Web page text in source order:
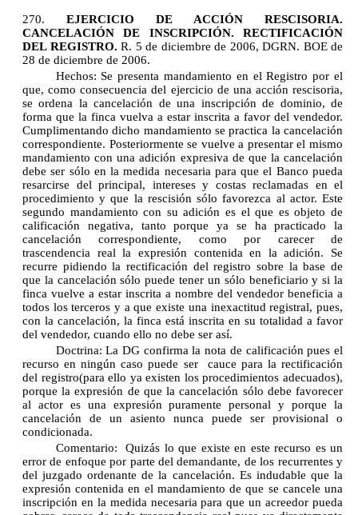
270. EJERCICIO DE ACCIÓN RESCISORIA.
CANCELACIÓN DE INSCRIPCIÓN. RECTIFICACIÓN
DEL REGISTRO. R. 5 de diciembre de 2006, DGRN. BOE de
28 de diciembre de 2006.
Hechos: Se presenta mandamiento en el Registro por el
que, como consecuencia del ejercicio de una acción rescisoria,
se ordena la cancelación de una inscripción de dominio, de
forma que la finca vuelva a estar inscrita a favor del vendedor.
Cumplimentando dicho mandamiento se practica la cancelación
correspondiente. Posteriormente se vuelve a presentar el mismo
mandamiento con una adición expresiva de que la cancelación
debe ser sólo en la medida necesaria para que el Banco pueda
resarcirse del principal, intereses y costas reclamadas en el
procedimiento y que la rescisión sólo favorezca al actor. Este
segundo mandamiento con su adición es el que es objeto de
calificación negativa, tanto porque ya se ha practicado la
cancelación correspondiente, como por carecer de
trascendencia real la expresión contenida en la adición. Se
recurre pidiendo la rectificación del registro sobre la base de
que la cancelación sólo puede tener un sólo beneficiario y si la
finca vuelve a estar inscrita a nombre del vendedor beneficia a
todos los terceros y a que existe una inexactitud registral, pues,
con la cancelación, la finca está inscrita en su totalidad a favor
del vendedor, cuando ello no debe ser así.
Doctrina: La DG confirma la nota de calificación pues el
recurso en ningún caso puede ser
cauce para la rectificación
del registro(para ello ya existen los procedimientos adecuados),
porque la expresión de que la cancelación sólo debe favorecer
al actor es una expresión puramente personal y porque la
cancelación de un asiento nunca puede ser provisional o
condicionada.
Comentario:
Quizás lo que existe en este recurso es un
error de enfoque por parte del demandante, de los recurrentes y
del juzgado ordenante de la cancelación. Es indudable que la
expresión contenida en el mandamiento de que se cancele una
inscripción en la medida necesaria para que un acreedor pueda